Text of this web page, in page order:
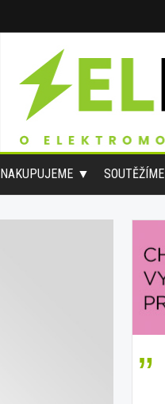
NAKUPUJEME SOUTĚŽÍME